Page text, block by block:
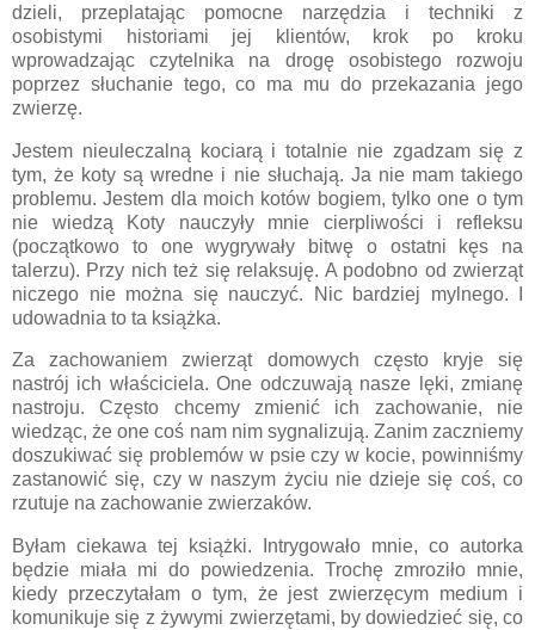
dzieli, przeplatając pomocne narzędzia i techniki z
osobistymi historiami jej klientów, krok po kroku
wprowadzając czytelnika na drogę osobistego rozwoju
poprzez słuchanie tego, co ma mu do przekazania jego
zwierzę.
Jestem nieuleczalną kociarą i totalnie nie zgadzam się z
tym, że koty są wredne i nie słuchają. Ja nie mam takiego
problemu. Jestem dla moich kotów bogiem, tylko one o tym
nie wiedzą Koty nauczyły mnie cierpliwości i refleksu
(początkowo to one wygrywały bitwę o ostatni kęs na
talerzu). Przy nich też się relaksuję. A podobno od zwierząt
niczego nie można się nauczyć. Nic bardziej mylnego. I
udowadnia to ta książka.
Za zachowaniem zwierząt domowych często kryje się
nastrój ich właściciela. One odczuwają nasze lęki, zmianę
nastroju. Często chcemy zmienić ich zachowanie, nie
wiedząc, że one coś nam nim sygnalizują. Zanim zaczniemy
doszukiwać się problemów w psie czy w kocie, powinniśmy
zastanowić się, czy w naszym życiu nie dzieje się coś, co
rzutuje na zachowanie zwierzaków.
Byłam ciekawa tej książki. Intrygowało mnie, co autorka
będzie miała mi do powiedzenia. Trochę zmroziło mnie,
kiedy przeczytałam o tym, że jest zwierzęcym medium i
komunikuje się z żywymi zwierzętami, by dowiedzieć się, co